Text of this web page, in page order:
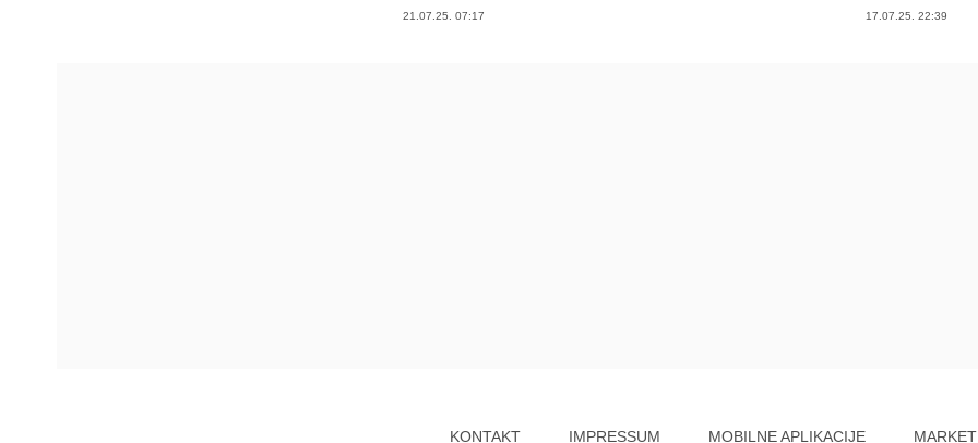
21.07.25. 07:17 17.07.25. 22:39
KONTAKT IMPRESSUM MOBILNE APLIKACIJE